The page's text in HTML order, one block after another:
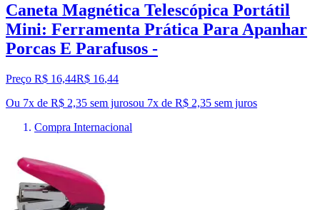
Caneta Magnética Telescópica Portátil
Mini: Ferramenta Prática Para Apanhar
Porcas E Parafusos -
Preço R$ 16,44R$ 16,44
Ou 7x de R$ 2,35 sem jurosou 7x de R$ 2,35 sem juros
Compra Internacional